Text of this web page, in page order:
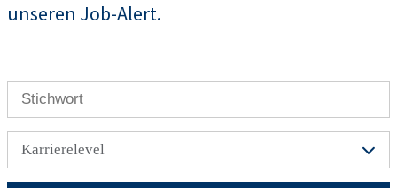
unseren Job-Alert.
Karrierelevel